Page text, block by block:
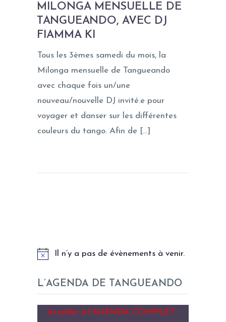
MILONGA MENSUELLE DE
TANGUEANDO, AVEC DJ
FIAMMA KI
Tous les 3èmes samedi du mois, la
Milonga mensuelle de Tangueando
avec chaque fois un/une
nouveau/nouvelle DJ invité.e pour
voyager et danser sur les différentes
couleurs du tango. Afin de […]
Il n’y a pas de évènements à venir.
L’AGENDA DE TANGUEANDO
Accéder à l’AGENDA COMPLET :